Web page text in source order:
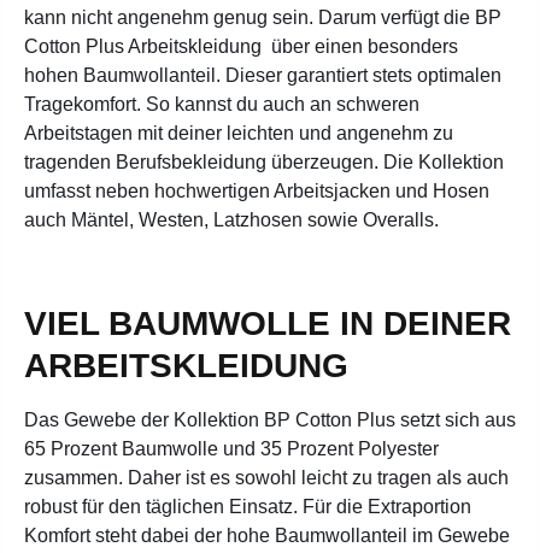
kann nicht angenehm genug sein. Darum verfügt die BP
Cotton Plus Arbeitskleidung über einen besonders
hohen Baumwollanteil. Dieser garantiert stets optimalen
Tragekomfort. So kannst du auch an schweren
Arbeitstagen mit deiner leichten und angenehm zu
tragenden Berufsbekleidung überzeugen. Die Kollektion
umfasst neben hochwertigen Arbeitsjacken und Hosen
auch Mäntel, Westen, Latzhosen sowie Overalls.
VIEL BAUMWOLLE IN DEINER
ARBEITSKLEIDUNG
Das Gewebe der Kollektion BP Cotton Plus setzt sich aus
65 Prozent Baumwolle und 35 Prozent Polyester
zusammen. Daher ist es sowohl leicht zu tragen als auch
robust für den täglichen Einsatz. Für die Extraportion
Komfort steht dabei der hohe Baumwollanteil im Gewebe